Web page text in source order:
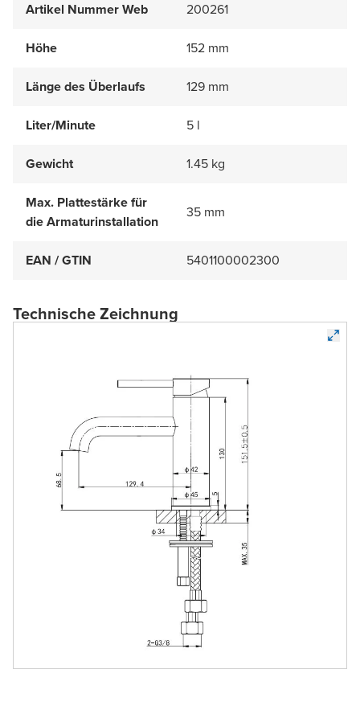
Artikel Nummer Web 200261
Höhe 152 mm
Länge des Überlaufs 129 mm
Liter/Minute 5 l
Gewicht 1.45 kg
Max. Plattestärke für
die Armaturinstallation
35 mm
EAN / GTIN 5401100002300
Technische Zeichnung